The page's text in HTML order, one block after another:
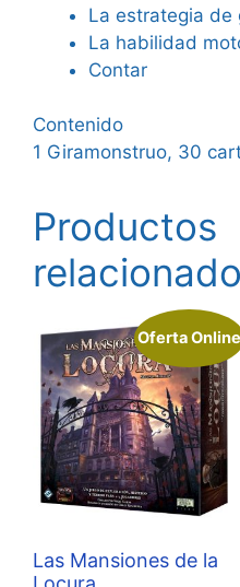
La estrategia de
La habilidad
Contar
Contenido
1 Giramonstruo, 30
Productos
Oferta Online
Las Mansiones de la